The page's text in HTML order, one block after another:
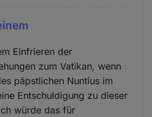
Einfrieren der
zum Vatikan, wenn
päpstlichen Nuntius im
Entschuldigung zu dieser
würde das für